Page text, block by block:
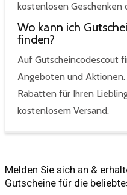
kostenlosen
Wo kann ich
finden?
Auf Gutscheincodescout
Angeboten und
Rabatten für Ihren
kostenlosem Versand.
Melden Sie sich an &
Gutscheine für die